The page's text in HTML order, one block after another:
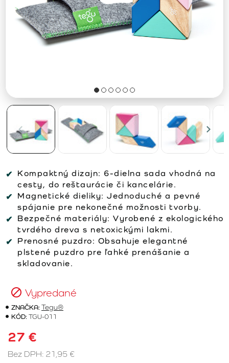
Kompaktný dizajn: 6-dielna sada vhodná na
cesty, do reštaurácie či kancelárie.
Magnetické dieliky: Jednoduché a pevné
spájanie pre nekonečné možnosti tvorby.
Bezpečné materiály: Vyrobené z ekologického
tvrdého dreva s netoxickými lakmi.
Prenosné puzdro: Obsahuje elegantné
plstené puzdro pre ľahké prenášanie a
skladovanie.
Vypredané
ZNAČKA:Tegu®
KÓD:TGU-011
27 €
Bez DPH: 21,95 €